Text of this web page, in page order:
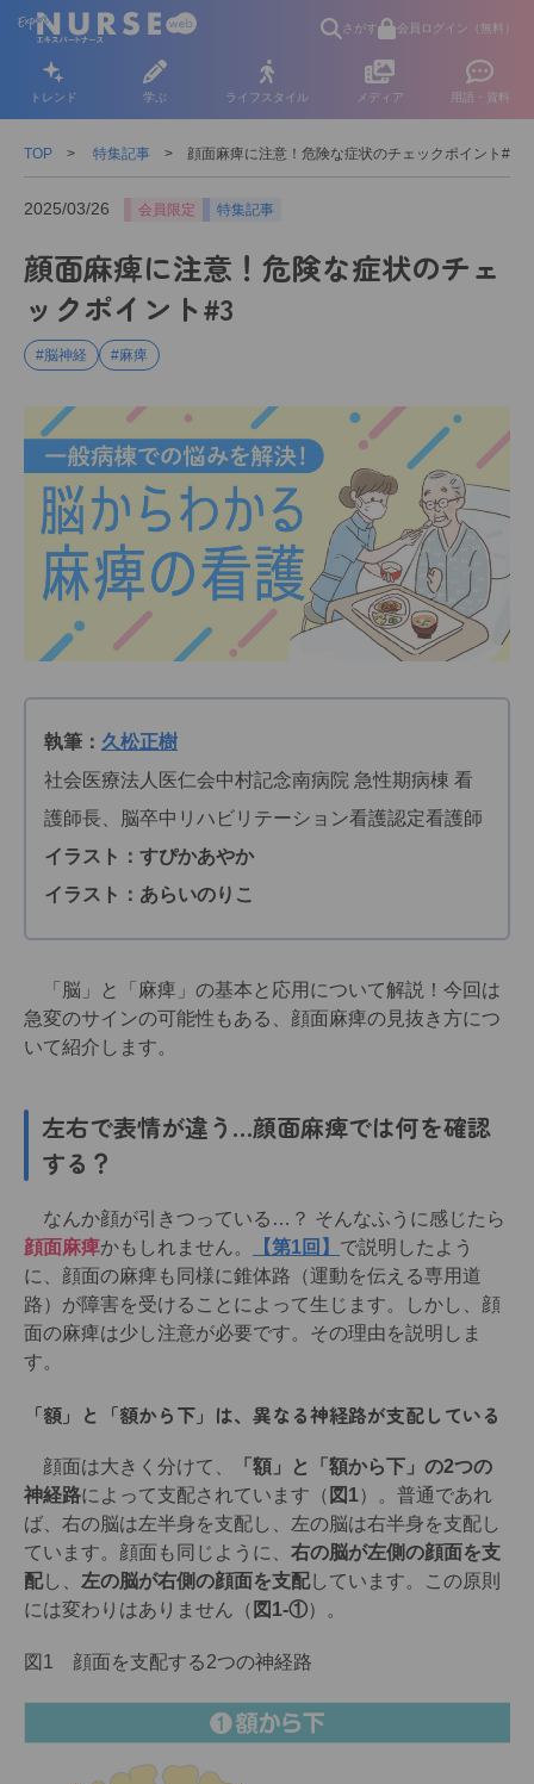
さがす 会員ログイン（無料）
トレンド 学ぶ ライフスタイル メディア 用語・資料
TOP 特集記事 顔面麻痺に注意！危険な症状のチェックポイント#3
2025/03/26 会員限定 特集記事
顔面麻痺に注意！危険な症状のチェ
ックポイント#3
#脳神経 #麻痺
執筆： 久松正樹
社会医療法人医仁会中村記念南病院 急性期病棟 看
護師長、脳卒中リハビリテーション看護認定看護師
イラスト：すぴかあやか
イラスト：あらいのりこ
「脳」と「麻痺」の基本と応用について解説！今回は
急変のサインの可能性もある、顔面麻痺の見抜き方につ
いて紹介します。
左右で表情が違う…顔面麻痺では何を確認
する？
なんか顔が引きつっている…？ そんなふうに感じたら
顔面麻痺かもしれません。 【第1回】 で説明したよう
に、顔面の麻痺も同様に錐体路（運動を伝える専用道
路）が障害を受けることによって生じます。しかし、顔
面の麻痺は少し注意が必要です。その理由を説明しま
す。
「額」と「額から下」は、異なる神経路が支配している
顔面は大きく分けて、
「額」と「額から下」の2つの
神経路によって支配されています（ 図1）。普通であれ
ば、右の脳は左半身を支配し、左の脳は右半身を支配し
ています。顔面も同じように、 右の脳が左側の顔面を支
配し、 左の脳が右側の顔面を支配しています。この原則
には変わりはありません（ 図1-①）。
図1 顔面を支配する2つの神経路